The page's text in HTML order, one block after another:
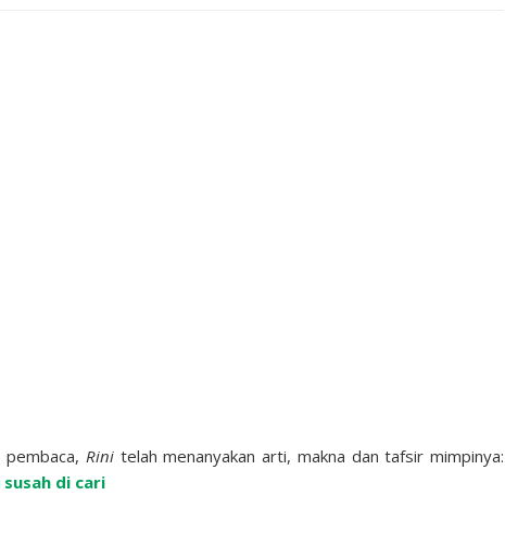
Rinitelah menanyakan arti, makna dan tafsir mimpinya:
di cari